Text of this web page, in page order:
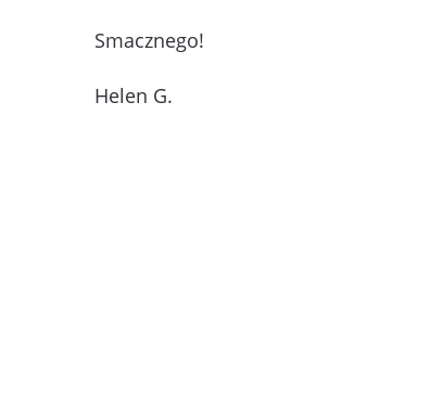
Smacznego!
Helen G.